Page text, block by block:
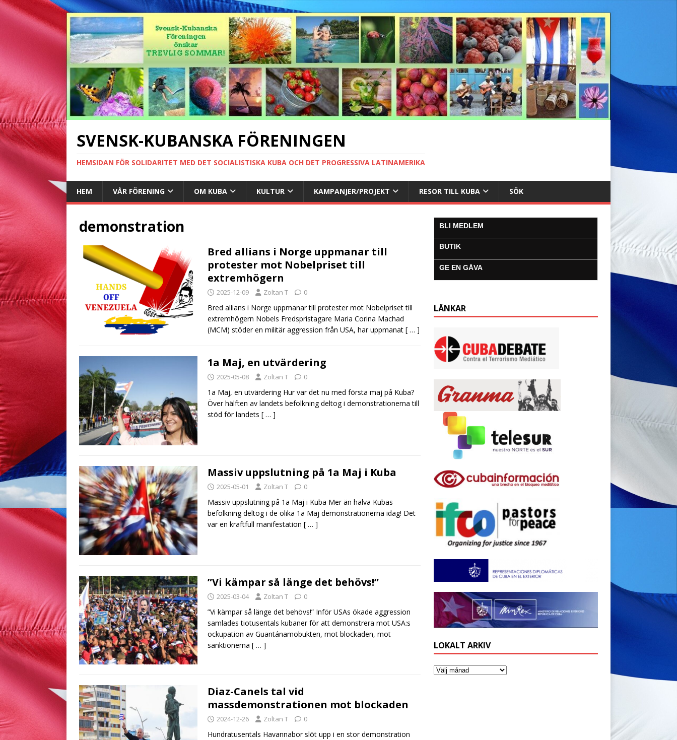
SVENSK-KUBANSKA FÖRENINGEN
HEMSIDAN FÖR SOLIDARITET MED DET SOCIALISTISKA KUBA OCH DET PROGRESSIVA LATINAMERIKA
HEM VÅR FÖRENING OM KUBA KULTUR KAMPANJER/PROJEKT RESOR TILL KUBA SÖK
demonstration
Bred allians i Norge uppmanar till
protester mot Nobelpriset till
extremhögern
2025-12-09 Zoltan T 0
Bred allians i Norge uppmanar till protester mot Nobelpriset till
extremhögern Nobels Fredspristagare Maria Corina Machad
(MCM) stöder en militär aggression från USA, har uppmanat [ … ]
1a Maj, en utvärdering
2025-05-08 Zoltan T 0
1a Maj, en utvärdering Hur var det nu med första maj på Kuba?
Över hälften av landets befolkning deltog i demonstrationerna till
stöd för landets [ … ]
Massiv uppslutning på 1a Maj i Kuba
2025-05-01 Zoltan T 0
Massiv uppslutning på 1a Maj i Kuba Mer än halva Kubas
befolkning deltog i de olika 1a Maj demonstrationerna idag! Det
var en kraftfull manifestation [ … ]
”Vi kämpar så länge det behövs!”
2025-03-04 Zoltan T 0
”Vi kämpar så länge det behövs!” Inför USAs ökade aggression
samlades tiotusentals kubaner för att demonstrera mot USA:s
ockupation av Guantánamobukten, mot blockaden, mot
sanktionerna [ … ]
Diaz-Canels tal vid
massdemonstrationen mot blockaden
2024-12-26 Zoltan T 0
Hundratusentals Havannabor slöt upp i en stor demonstration
BLI MEDLEM
BUTIK
GE EN GÅVA
LÄNKAR
LOKALT ARKIV